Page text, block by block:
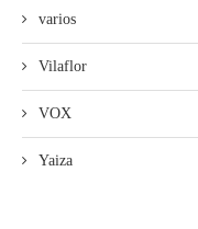
varios
Vilaflor
VOX
Yaiza